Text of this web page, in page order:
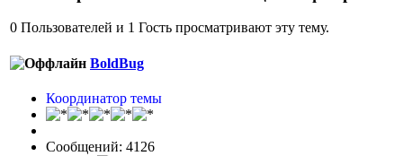
0 Пользователей и 1 Гость просматривают эту тему.
BoldBug
Координатор темы
Сообщений: 4126